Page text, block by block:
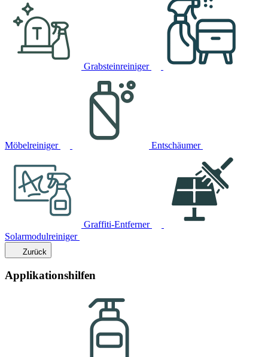
Grabsteinreiniger
Möbelreiniger Entschäumer
Graffiti-Entferner
Solarmodulreiniger
Zurück
Applikationshilfen